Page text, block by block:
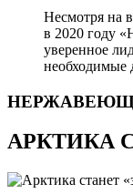
Несмотря на
в 2020 году
уверенное
необходимые
АРКТИКА